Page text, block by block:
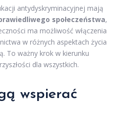
antydyskryminacyjnej mają
społeczeństwa,
ma możliwość włączenia
w różnych aspektach życia
To ważny krok w kierunku
dla wszystkich.
wspierać